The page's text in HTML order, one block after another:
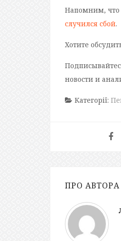
Напомним, что
случился сбой.
Хотите
новости и
Категорії:
ПРО АВТОРА